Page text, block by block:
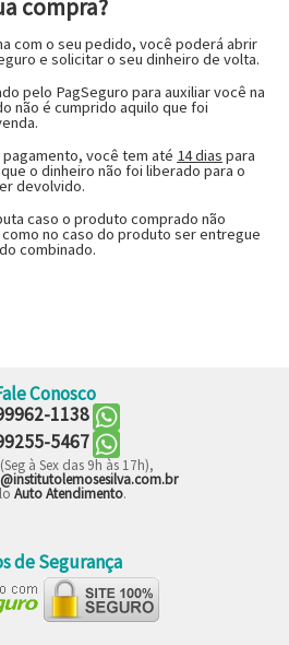
compra?
com o seu pedido, você poderá abrir
e solicitar o seu dinheiro de volta.
pelo PagSeguro para auxiliar você na
não é cumprido aquilo que foi
você tem até 14 dias para
o dinheiro não foi liberado para o
devolvido.
caso o produto comprado não
no caso do produto ser entregue
combinado.
Conosco
1138
5467
à Sex das 9h às 17h),
Auto Atendimento.
de Segurança